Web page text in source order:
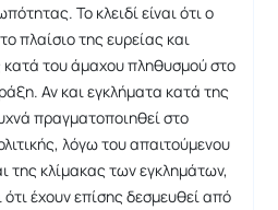
Το κλειδί είναι ότι ο
πλαίσιο της ευρείας και
κατά του άμαχου πληθυσμού στο
Αν και εγκλήματα κατά της
πραγματοποιηθεί στο
λόγω του απαιτούμενου
της κλίμακας των εγκλημάτων,
ότι έχουν επίσης δεσμευθεί από